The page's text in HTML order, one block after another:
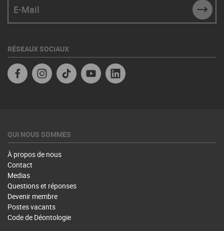
RÉSEAUX SOCIAUX
FacebookInstagramTikTok YouTube
QUI NOUS SOMMES
À propos de nous
Contact
Medias
Questions et réponses
Devenir membre
Postes vacants
Code de Déontologie